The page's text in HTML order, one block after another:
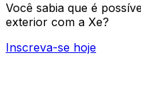
Você sabia que é
exterior com a Xe?
Inscreva-se hoje